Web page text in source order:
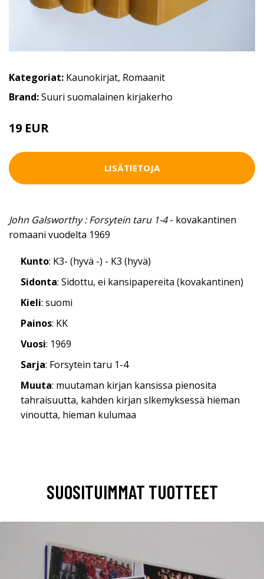
Kategoriat: Kaunokirjat, Romaanit
Brand:Suuri suomalainen kirjakerho
19 EUR
LISÄTIETOJA
John Galsworthy : Forsytein taru 1-4- kovakantinen
romaani vuodelta 1969
Kunto: K3- (hyvä -) - K3 (hyvä)
Sidonta: Sidottu, ei kansipapereita (kovakantinen)
Kieli: suomi
Painos: KK
Vuosi: 1969
Sarja: Forsytein taru 1-4
Muuta: muutaman kirjan kansissa pienosita
tahraisuutta, kahden kirjan slkemyksessä hieman
vinoutta, hieman kulumaa
SUOSITUIMMAT TUOTTEET